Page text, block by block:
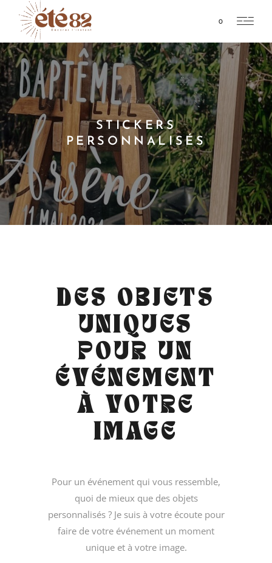
0
STICKERS
PERSONNALISÉS
DES OBJETS
UNIQUES
POUR UN
ÉVÉNEMENT
À VOTRE
IMAGE
Pour un événement qui vous ressemble,
quoi de mieux que des objets
personnalisés ? Je suis à votre écoute pour
faire de votre événement un moment
unique et à votre image.